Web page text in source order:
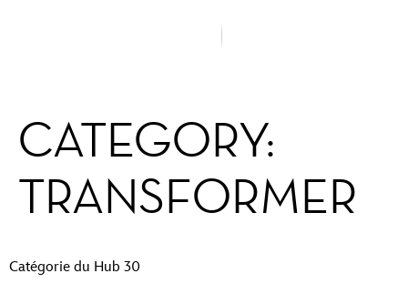
CATEGORY:
TRANSFORMER
Catégorie du Hub 30